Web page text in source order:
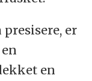
er
en